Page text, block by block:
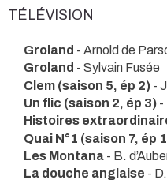
TÉLÉVISION
Groland - Arnold de
Groland - Sylvain Fusée
Clem (saison 5, ép 2) -
Un flic (saison 2, ép 3) -
Histoires
Quai N°1 (saison 7, ép
Les Montana - B.
La douche anglaise -